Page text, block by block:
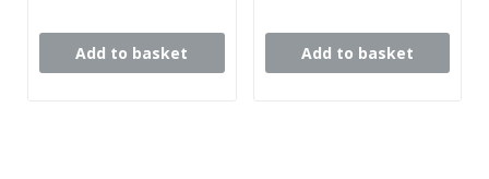
Add to basket Add to basket